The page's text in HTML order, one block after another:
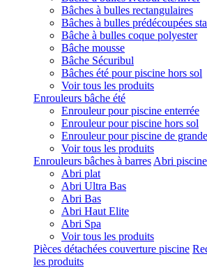
Bâches à bulles rectangulaires
Bâches à bulles prédécoupées
Bâche à bulles coque polyester
Bâche mousse
Bâche Sécuribul
Bâches été pour piscine hors sol
Voir tous les produits
Enrouleurs bâche été
Enrouleur pour piscine enterrée
Enrouleur pour piscine hors sol
Enrouleur pour piscine de
Voir tous les produits
Enrouleurs bâches à barres Abri
Abri plat
Abri Ultra Bas
Abri Bas
Abri Haut Elite
Abri Spa
Voir tous les produits
Pièces détachées couverture piscine
les produits